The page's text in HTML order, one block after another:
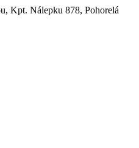
Kpt. Nálepku 878, Pohorelá